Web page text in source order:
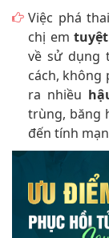
Việc phá
chị em
về sử dụng
cách, không
ra nhiều
trùng, băng
đến tính